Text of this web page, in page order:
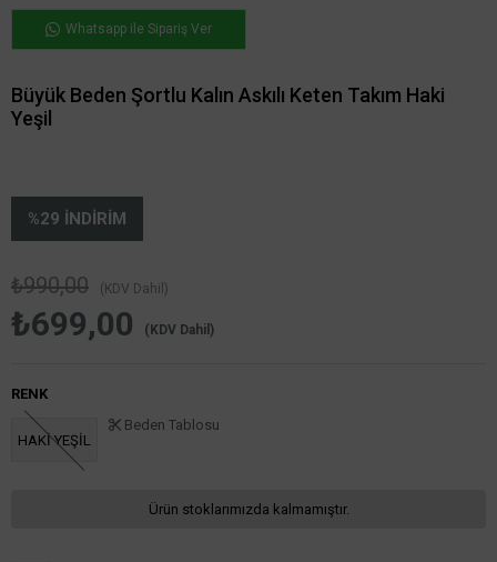
Whatsapp ile Sipariş Ver
Büyük Beden Şortlu Kalın Askılı Keten Takım Haki
Yeşil
%29 İNDIRIM
₺990,00 (KDV Dahil)
₺699,00 (KDV Dahil)
RENK
HAKİ YEŞİL
Beden Tablosu
Ürün stoklarımızda kalmamıştır.